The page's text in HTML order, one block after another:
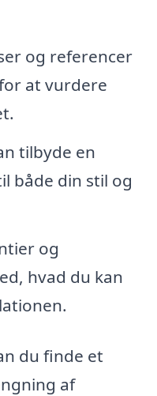
og referencer
at vurdere
tilbyde en
både din stil og
og
hvad du kan
du finde et
af